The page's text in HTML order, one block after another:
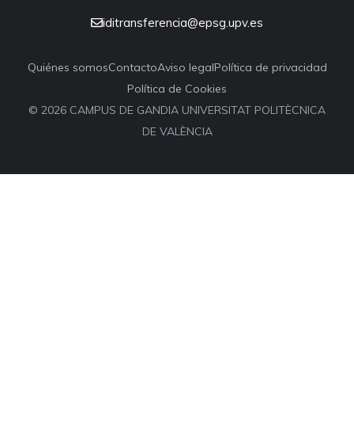
iditransferencia@epsg.upv.es
© 2026 CAMPUS DE GANDIA UNIVERSITAT POLITÈCNICA
DE VALÈNCIA
Quiénes somosContactoAviso legalPolítica de privacidad
Política de Cookies